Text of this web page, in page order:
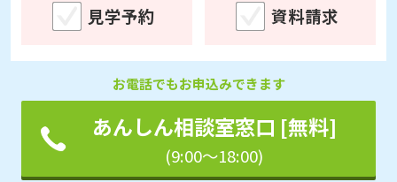
見学予約 資料請求
お電話でもお申込みできます
あんしん相談室窓口 [無料]
(9:00～18:00)